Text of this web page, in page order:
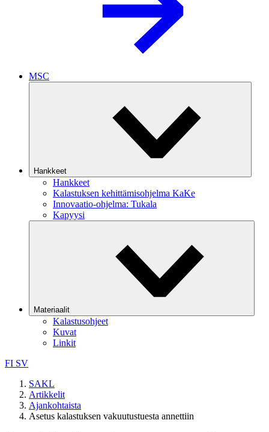
MSC
Hankkeet
Hankkeet
Kalastuksen kehittämisohjelma KaKe
Innovaatio-ohjelma: Tukala
Kapyysi
Materiaalit
Kalastusohjeet
Kuvat
Linkit
FI SV
SAKL
Artikkelit
Ajankohtaista
Asetus kalastuksen vakuutustuesta annettiin